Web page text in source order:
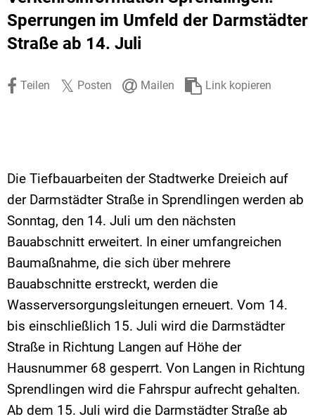
Stadtrecht
Ehrenamt
Öffentlicher
Sperrungen im Umfeld der Darmstädter
Straße ab 14. Juli
Teilen Posten Mailen Link kopieren
Die Tiefbauarbeiten der Stadtwerke Dreieich auf
der Darmstädter Straße in Sprendlingen werden ab
Sonntag, den 14. Juli um den nächsten
Bauabschnitt erweitert. In einer umfangreichen
Baumaßnahme, die sich über mehrere
Bauabschnitte erstreckt, werden die
Wasserversorgungsleitungen erneuert. Vom 14.
bis einschließlich 15. Juli wird die Darmstädter
Straße in Richtung Langen auf Höhe der
Hausnummer 68 gesperrt. Von Langen in Richtung
Sprendlingen wird die Fahrspur aufrecht gehalten.
Ab dem 15. Juli wird die Darmstädter Straße ab